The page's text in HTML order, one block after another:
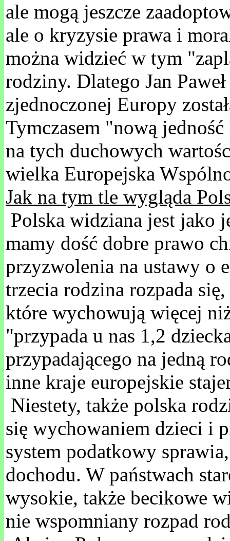
ale mogą jeszcze
ale o kryzysie prawa i
można widzieć w tym
rodziny. Dlatego Jan
zjednoczonej Europy
Tymczasem "nową
na tych duchowych
wielka Europejska
Jak na tym tle wygląda
Polska widziana jest jako
mamy dość dobre prawo
przyzwolenia na ustawy o
trzecia rodzina rozpada
które wychowują więcej
"przypada u nas 1,2
przypadającego na jedną
inne kraje europejskie
Niestety, także polska
się wychowaniem dzieci i
system podatkowy
dochodu. W państwach
wysokie, także becikowe
nie wspomniany rozpad